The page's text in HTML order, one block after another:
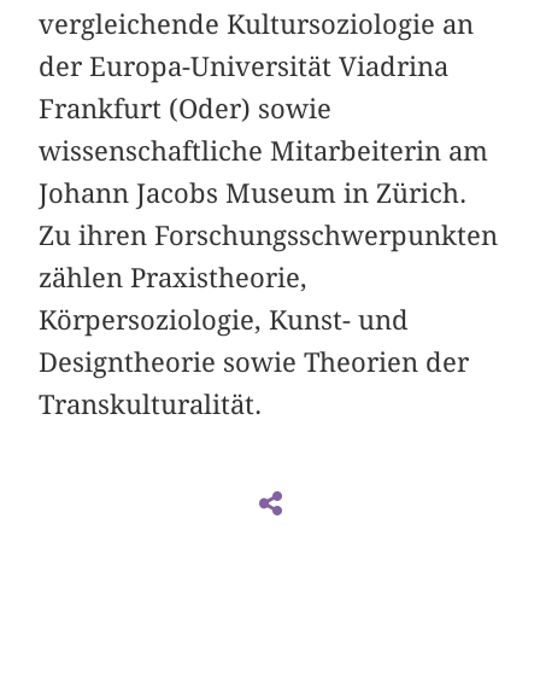
vergleichende Kultursoziologie an
der Europa-Universität Viadrina
Frankfurt (Oder) sowie
wissenschaftliche Mitarbeiterin am
Johann Jacobs Museum in Zürich.
Zu ihren Forschungsschwerpunkten
zählen Praxistheorie,
Körpersoziologie, Kunst- und
Designtheorie sowie Theorien der
Transkulturalität.